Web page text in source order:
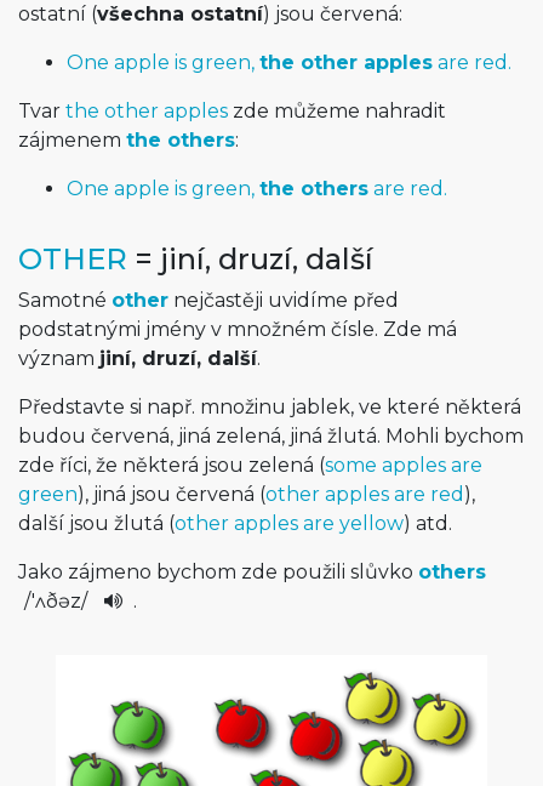
ostatní (všechna ostatní) jsou červená:
One apple is green, the other apples are red.
Tvar the other apples zde můžeme nahradit
zájmenem the others:
One apple is green, the others are red.
OTHER = jiní, druzí, další
Samotné other nejčastěji uvidíme před
podstatnými jmény v množném čísle. Zde má
význam jiní, druzí, další.
Představte si např. množinu jablek, ve které některá
budou červená, jiná zelená, jiná žlutá. Mohli bychom
zde říci, že některá jsou zelená (some apples are
green), jiná jsou červená (other apples are red ),
další jsou žlutá (other apples are yellow) atd.
Jako zájmeno bychom zde použili slůvko others
/'ʌðəz/ .